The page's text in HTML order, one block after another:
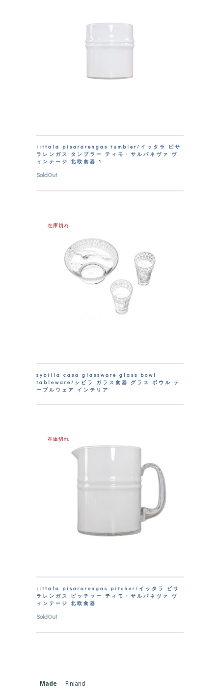
iittala pisararengas tumbler/イッタラ ピサ
ラレンガス タンブラー ティモ・サルパネヴァ ヴ
ィンテージ 北欧食器 1
SoldOut
在庫切れ
sybilla casa glassware glass bowl
tableware/シビラ ガラス食器 グラス ボウル テ
ーブルウェア インテリア
在庫切れ
iittala pisararengas pitcher/イッタラ ピサ
ラレンガス ピッチャー ティモ・サルパネヴァ ヴ
ィンテージ 北欧食器
SoldOut
Made Finland